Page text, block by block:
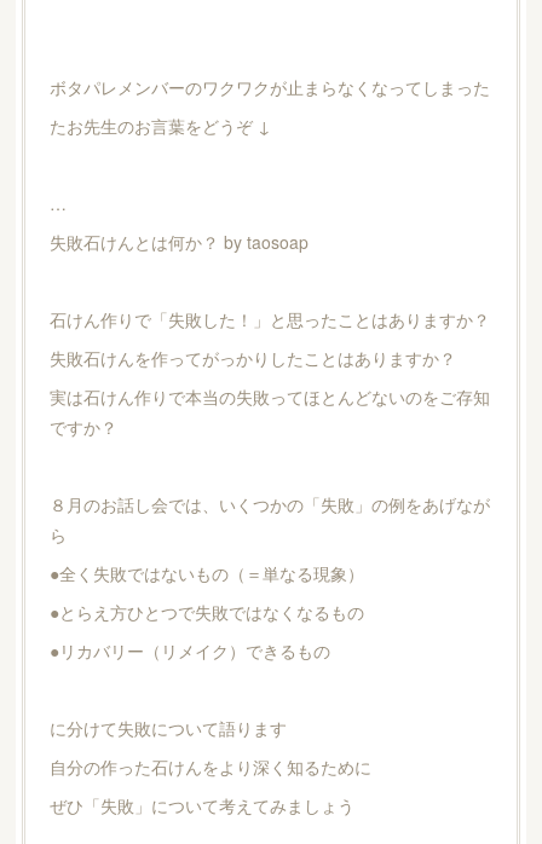
ボタパレメンバーのワクワクが止まらなくなってしまった
たお先生のお言葉をどうぞ ↓
…
失敗石けんとは何か？ by taosoap
石けん作りで「失敗した！」と思ったことはありますか？
失敗石けんを作ってがっかりしたことはありますか？
実は石けん作りで本当の失敗ってほとんどないのをご存知
ですか？
８月のお話し会では、いくつかの「失敗」の例をあげなが
ら
●全く失敗ではないもの（＝単なる現象）
●とらえ方ひとつで失敗ではなくなるもの
●リカバリー（リメイク）できるもの
に分けて失敗について語ります
自分の作った石けんをより深く知るために
ぜひ「失敗」について考えてみましょう